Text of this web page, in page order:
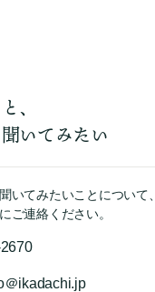
、
いてみたい
いてみたいことについて、
ご連絡ください。
＠ikadachi.jp